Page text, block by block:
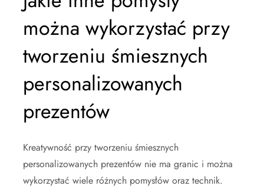
można wykorzystać przy
tworzeniu śmiesznych
personalizowanych
prezentów
Kreatywność przy tworzeniu śmiesznych
personalizowanych prezentów nie ma granic i można
wykorzystać wiele różnych pomysłów oraz technik.